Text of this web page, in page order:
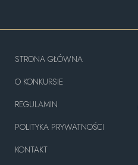
STRONA GŁÓWNA
O KONKURSIE
REGULAMIN
POLITYKA PRYWATNOŚCI
KONTAKT